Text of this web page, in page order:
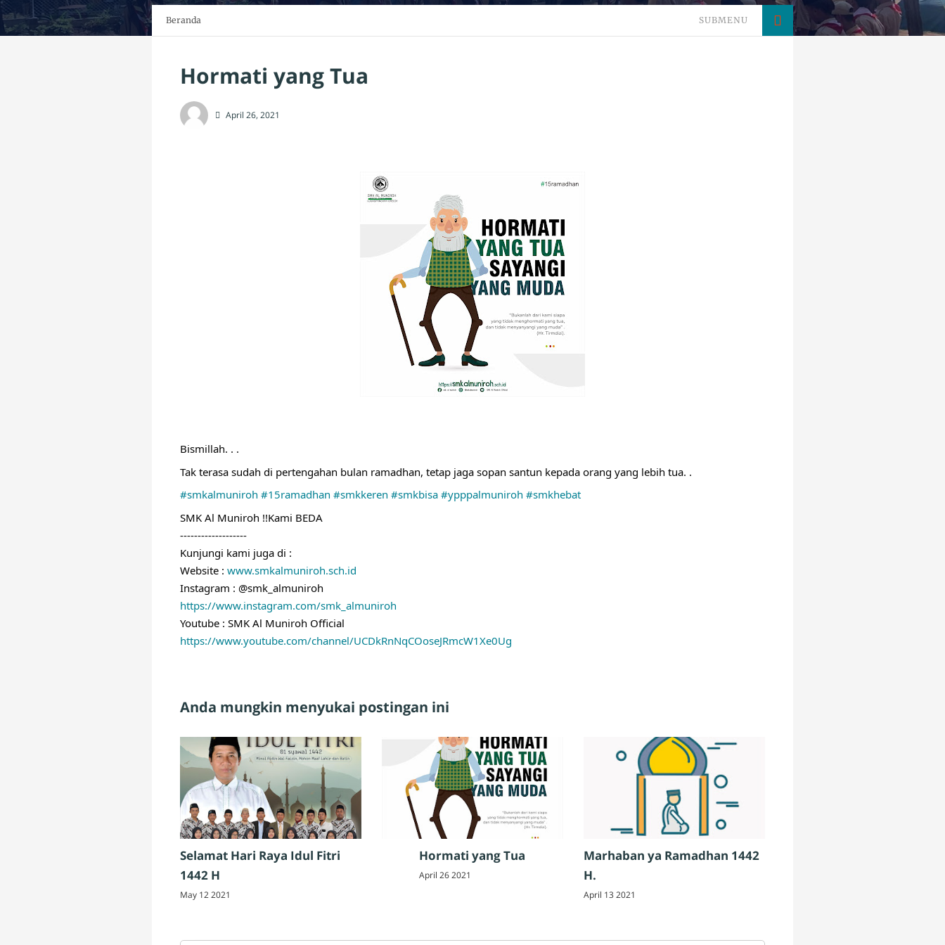
Beranda SUBMENU
Hormati yang Tua
April 26, 2021
Bismillah. . .
Tak terasa sudah di pertengahan bulan ramadhan, tetap jaga sopan santun kepada orang yang lebih tua. .
#smkalmuniroh #15ramadhan #smkkeren #smkbisa #ypppalmuniroh #smkhebat
SMK Al Muniroh !!Kami BEDA
-------------------
Kunjungi kami juga di :
Website : www.smkalmuniroh.sch.id
Instagram : @smk_almuniroh
https://www.instagram.com/smk_almuniroh
Youtube : SMK Al Muniroh Official
https://www.youtube.com/channel/UCDkRnNqCOoseJRmcW1Xe0Ug
Anda mungkin menyukai postingan ini
Selamat Hari Raya Idul Fitri
1442 H
May 12 2021
Hormati yang Tua
April 26 2021
Marhaban ya Ramadhan 1442
H.
April 13 2021